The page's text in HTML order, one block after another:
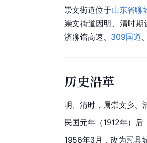
崇文街道位于山东省聊
崇文街道因明、清时
济聊馆高速、 309国道
历史沿革
明、清时，属崇文乡、
民国元年（1912年）后
1956年3月，改为冠县